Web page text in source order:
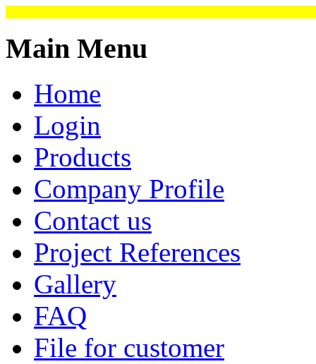
Main Menu
Home
Login
Products
Company Profile
Contact us
Project References
Gallery
FAQ
File for customer